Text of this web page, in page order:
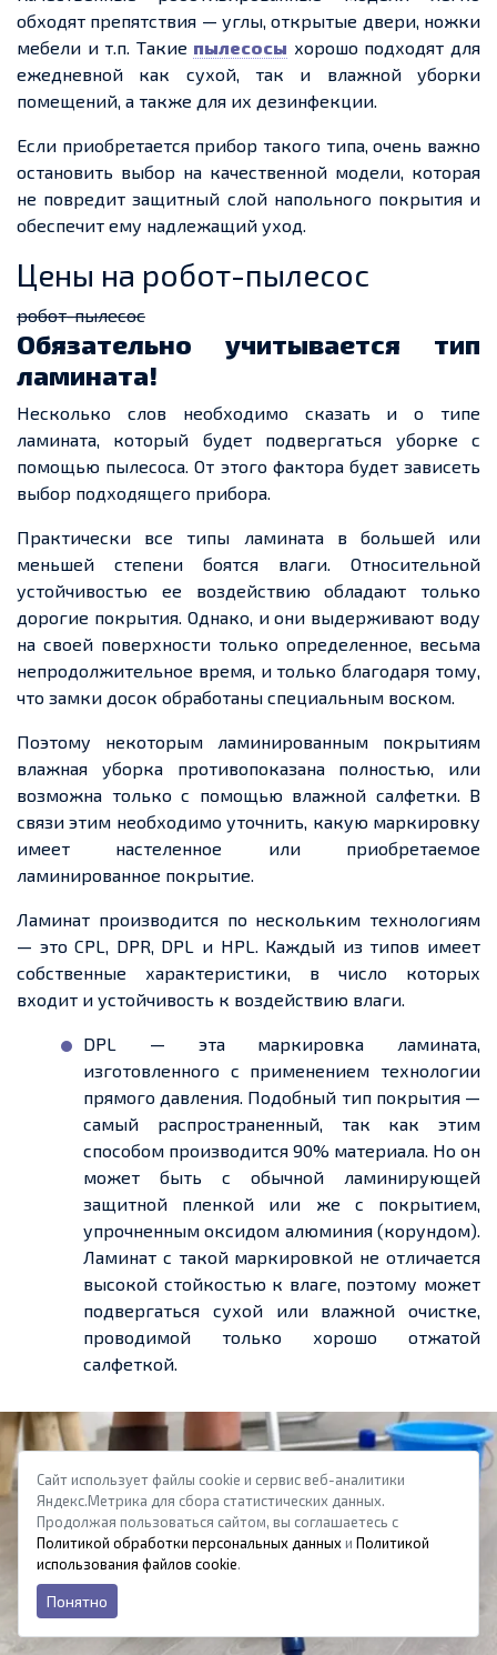
обходят препятствия — углы, открытые двери, ножки
мебели и т.п. Такие пылесосы хорошо подходят для
ежедневной как сухой, так и влажной уборки
помещений, а также для их дезинфекции.
Если приобретается прибор такого типа, очень важно
остановить выбор на качественной модели, которая
не повредит защитный слой напольного покрытия и
обеспечит ему надлежащий уход.
Цены на робот-пылесос
робот-пылесос
Обязательно учитывается тип
ламината!
Несколько слов необходимо сказать и о типе
ламината, который будет подвергаться уборке с
помощью пылесоса. От этого фактора будет зависеть
выбор подходящего прибора.
Практически все типы ламината в большей или
меньшей степени боятся влаги. Относительной
устойчивостью ее воздействию обладают только
дорогие покрытия. Однако, и они выдерживают воду
на своей поверхности только определенное, весьма
непродолжительное время, и только благодаря тому,
что замки досок обработаны специальным воском.
Поэтому некоторым ламинированным покрытиям
влажная уборка противопоказана полностью, или
возможна только с помощью влажной салфетки. В
связи этим необходимо уточнить, какую маркировку
имеет настеленное или приобретаемое
ламинированное покрытие.
Ламинат производится по нескольким технологиям
— это CPL, DPR, DPL и HPL. Каждый из типов имеет
собственные характеристики, в число которых
входит и устойчивость к воздействию влаги.
DPL — эта маркировка ламината,
изготовленного с применением технологии
прямого давления. Подобный тип покрытия —
самый распространенный, так как этим
способом производится 90% материала. Но он
может быть с обычной ламинирующей
защитной пленкой или же с покрытием,
упрочненным оксидом алюминия (корундом).
Ламинат с такой маркировкой не отличается
высокой стойкостью к влаге, поэтому может
подвергаться сухой или влажной очистке,
проводимой только хорошо отжатой
салфеткой.
Сайт использует файлы cookie и сервис веб-аналитики
Яндекс.Метрика для сбора статистических данных.
Продолжая пользоваться сайтом, вы соглашаетесь с
Политикой обработки персональных данных и Политикой
использования файлов cookie.
Понятно